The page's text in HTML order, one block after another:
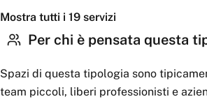
Mostra tutti i 19 servizi
Per chi è pensata questa
Spazi di questa tipologia sono
team piccoli, liberi professionisti e